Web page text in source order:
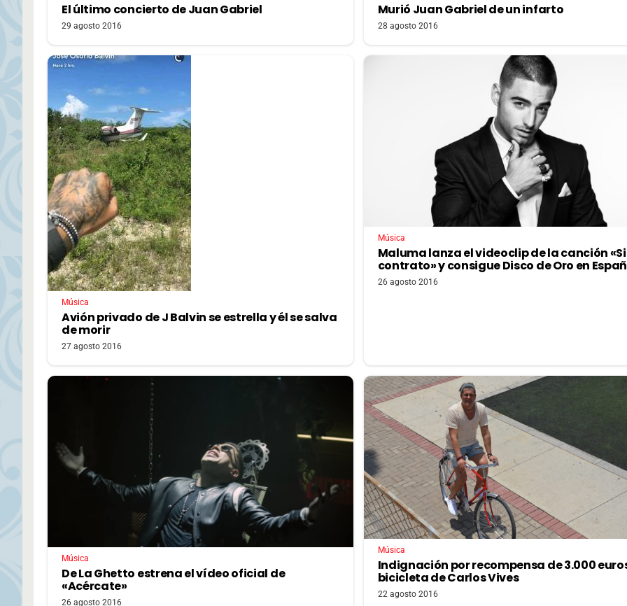
El último concierto de Juan Gabriel
29 agosto 2016
Murió Juan Gabriel de un infarto
28 agosto 2016
Música
Avión privado de J Balvin se estrella y él se salva
de morir
27 agosto 2016
Música
Maluma lanza el videoclip de la canción
contrato» y consigue Disco de Oro en
26 agosto 2016
Música
De La Ghetto estrena el vídeo oficial de
«Acércate»
26 agosto 2016
Música
Indignación por recompensa de 3.000
bicicleta de Carlos Vives
22 agosto 2016